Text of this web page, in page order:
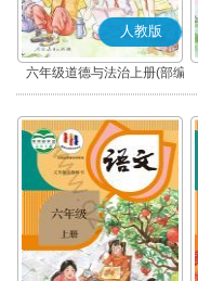
人教版
六年级道德与法治上册(部编
版)